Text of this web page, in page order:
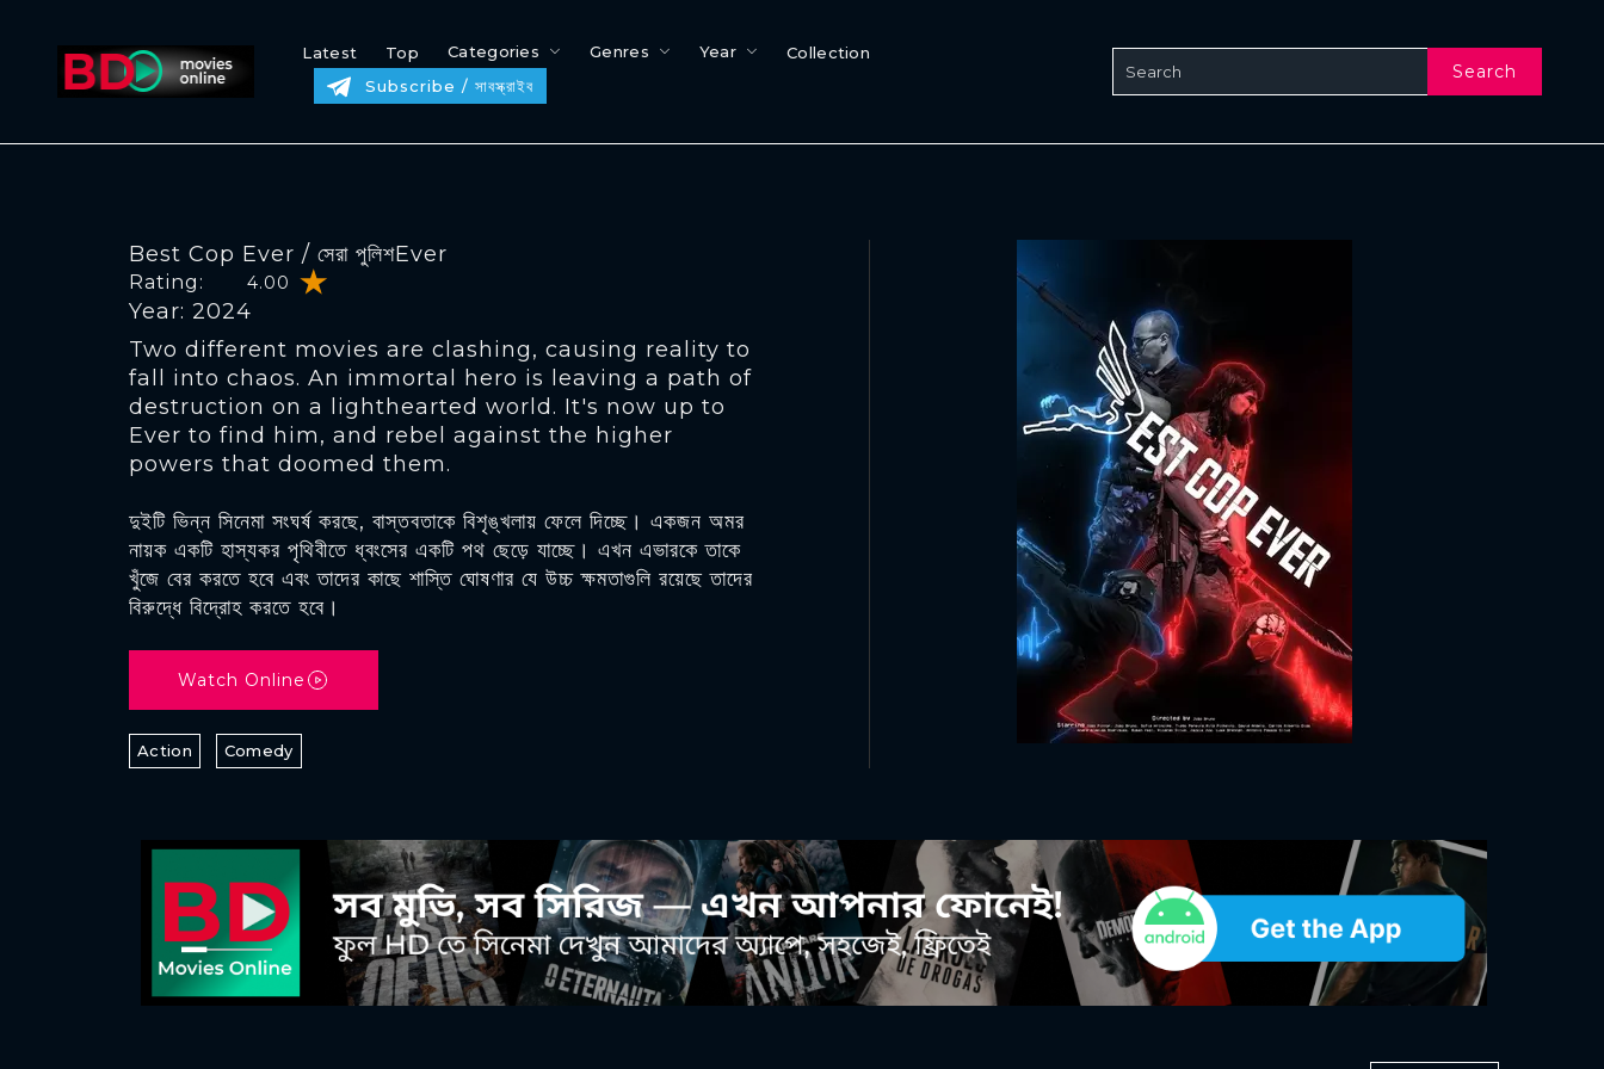
Latest Top Categories Genres Year
Collection
Subscribe / সাবস্ক্রাইব
Search
Best Cop Ever / সেরা পুলিশEver
Rating: 4.00
Year: 2024
Two different movies are clashing, causing reality to
fall into chaos. An immortal hero is leaving a path of
destruction on a lighthearted world. It's now up to
Ever to find him, and rebel against the higher
powers that doomed them.
দুইটি ভিন্ন সিনেমা সংঘর্ষ করছে, বাস্তবতাকে বিশৃঙ্খলায় ফেলে দিচ্ছে। একজন অমর
নায়ক একটি হাস্যকর পৃথিবীতে ধ্বংসের একটি পথ ছেড়ে যাচ্ছে। এখন এভারকে তাকে
খুঁজে বের করতে হবে এবং তাদের কাছে শাস্তি ঘোষণার যে উচ্চ ক্ষমতাগুলি রয়েছে তাদের
বিরুদ্ধে বিদ্রোহ করতে হবে।
Watch Online
Action Comedy